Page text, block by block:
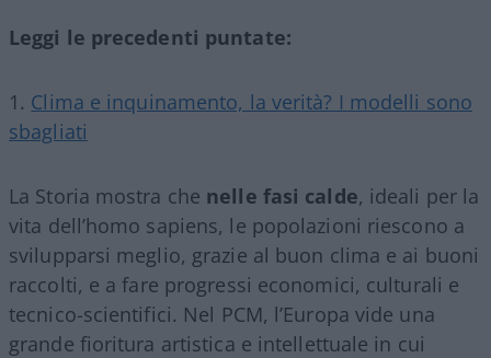
Leggi le precedenti puntate:
Clima e inquinamento, la verità? I modelli sono
sbagliati
La Storia mostra che nelle fasi calde, ideali per la
vita dell’homo sapiens, le popolazioni riescono a
svilupparsi meglio, grazie al buon clima e ai buoni
raccolti, e a fare progressi economici, culturali e
tecnico-scientifici. Nel PCM, l’Europa vide una
grande fioritura artistica e intellettuale in cui